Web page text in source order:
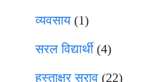
व्यवसाय(1)
सरल विद्यार्थी(4)
हस्ताक्षर सराव (22)